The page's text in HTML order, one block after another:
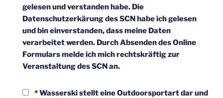
gelesen und verstanden habe. Die
Datenschutzerkärung des SCN habe ich gelesen
und bin einverstanden, dass meine Daten
verarbeitet werden. Durch Absenden des Online
Formulars melde ich mich rechtskräftig zur
Veranstaltung des SCN an.
* Wasserski stellt eine Outdoorsportart dar und